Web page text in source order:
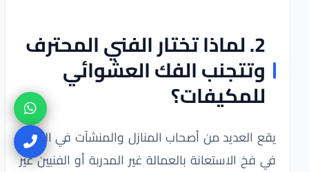
2. لماذا تختار الفني المحترف
وتتجنب الفك العشوائي
للمكيفات؟
يقع العديد من أصحاب المنازل والمنشآت في الرياض
في فخ الاستعانة بالعمالة غير المدربة أو الفنيين غير